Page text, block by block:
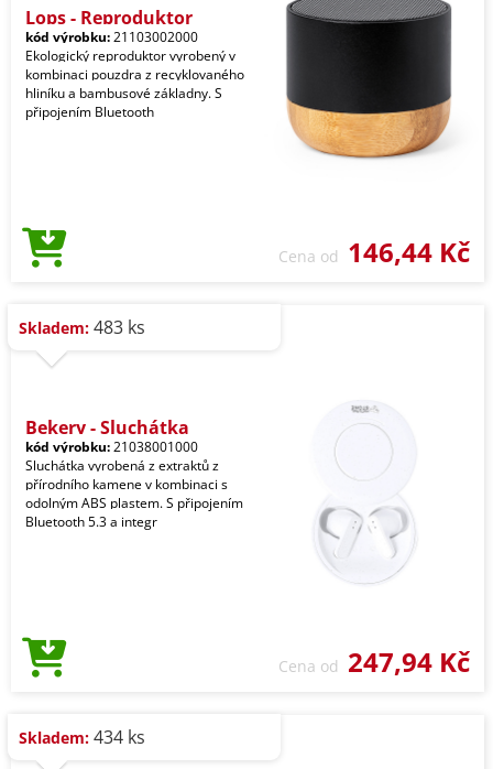
Lops - Reproduktor
kód výrobku:21103002000
Ekologický reproduktor vyrobený v
kombinaci pouzdra z recyklovaného
hliníku a bambusové základny. S
připojením Bluetooth
Cena od 146,44 Kč
Skladem: 483 ks
Bekery - Sluchátka
kód výrobku:21038001000
Sluchátka vyrobená z extraktů z
přírodního kamene v kombinaci s
odolným ABS plastem. S připojením
Bluetooth 5.3 a integr
Cena od 247,94 Kč
Skladem: 434 ks